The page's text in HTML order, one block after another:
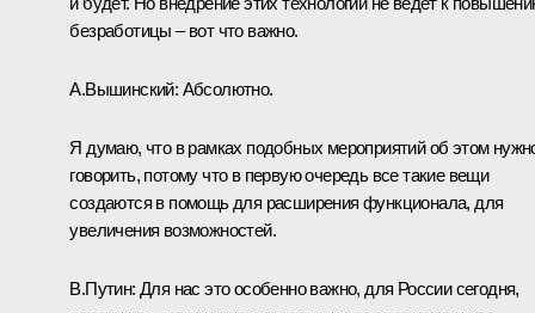
безработицы – вот что важно.
А.Вышинский: Абсолютно.
Я думаю, что в рамках подобных мероприятий об этом
говорить, потому что в первую очередь все такие вещи
создаются в помощь для расширения функционала, для
увеличения возможностей.
В.Путин: Для нас это особенно важно, для России сегодня,